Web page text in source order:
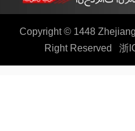
Copyright © 1448
Right Reserved